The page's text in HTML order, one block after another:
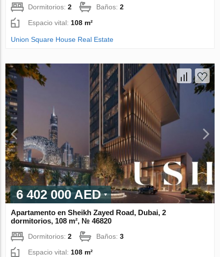
Dormitorios:2 Baños:2
Espacio vital:108 m²
Union Square House Real Estate
6 402 000 AED
Apartamento en Sheikh Zayed Road, Dubai, 2
dormitorios, 108 m², № 46820
Dormitorios:2 Baños:3
Espacio vital: 108 m²